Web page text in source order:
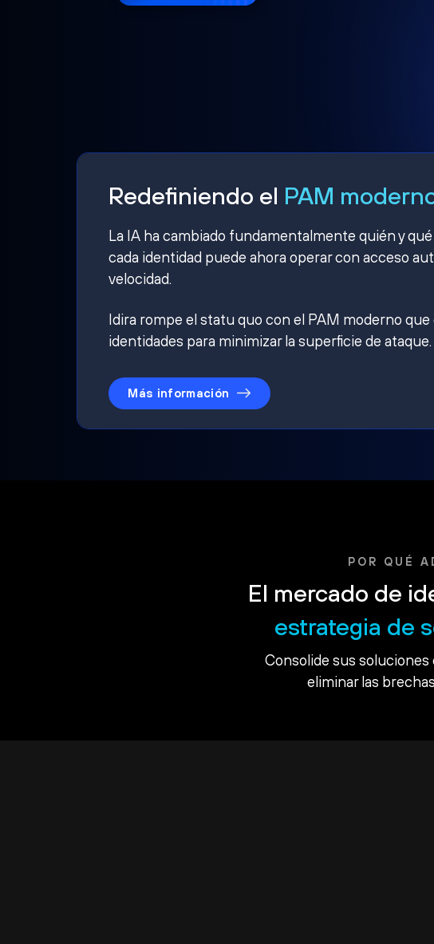
Redefiniendo el PAM
La IA ha cambiado fundamentalmente quién y
cada identidad puede ahora operar con acceso
velocidad.
Idira rompe el statu quo con el PAM moderno
identidades para minimizar la superficie de ataque.
Más información
POR QUÉ
El mercado de
estrategia de
Consolide sus
eliminar las